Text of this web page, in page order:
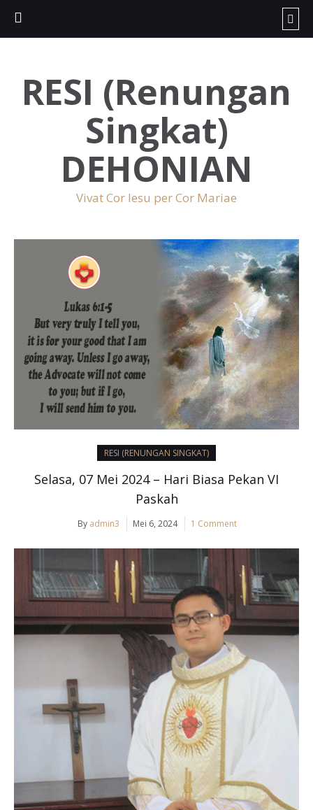
RESI (Renungan
Singkat)
DEHONIAN
Vivat Cor Iesu per Cor Mariae
RESI (RENUNGAN SINGKAT)
Selasa, 07 Mei 2024 – Hari Biasa Pekan VI
Paskah
By admin3 Mei 6, 2024 1 Comment